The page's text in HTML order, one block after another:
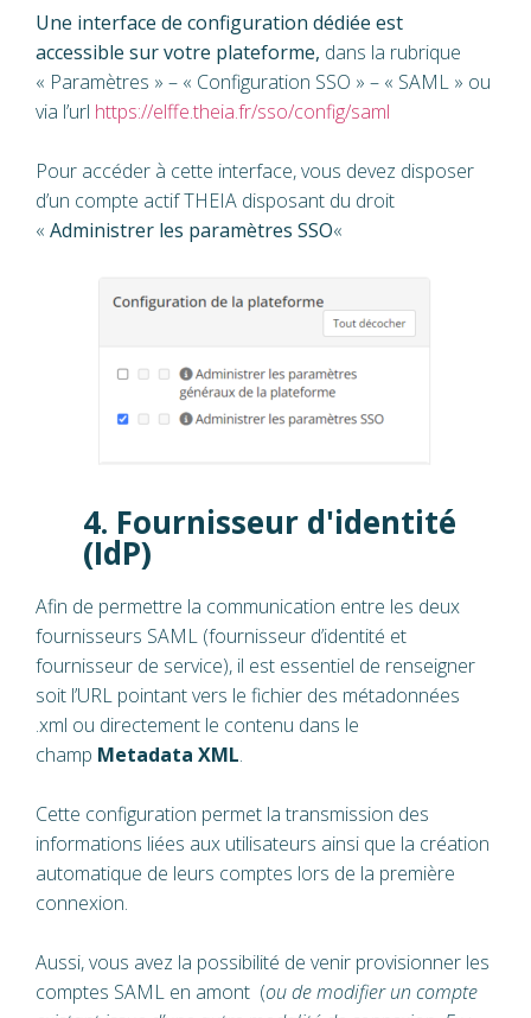
Une interface de configuration dédiée est
accessible sur votre plateforme, dans la rubrique
« Paramètres » – « Configuration SSO » – « SAML » ou
via l’url https://elffe.theia.fr/sso/config/saml
Pour accéder à cette interface, vous devez disposer
d’un compte actif THEIA disposant du droit
« Administrer les paramètres SSO«
4. Fournisseur d'identité
(IdP)
Afin de permettre la communication entre les deux
fournisseurs SAML (fournisseur d’identité et
fournisseur de service), il est essentiel de renseigner
soit l’URL pointant vers le fichier des métadonnées
.xml ou directement le contenu dans le
champ Metadata XML.
Cette configuration permet la transmission des
informations liées aux utilisateurs ainsi que la création
automatique de leurs comptes lors de la première
connexion.
Aussi, vous avez la possibilité de venir provisionner les
comptes SAML en amont (ou de modifier un compte